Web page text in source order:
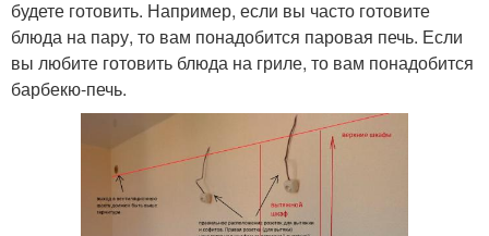
будете готовить. Например, если вы часто готовите
блюда на пару, то вам понадобится паровая печь. Если
вы любите готовить блюда на гриле, то вам понадобится
барбекю-печь.